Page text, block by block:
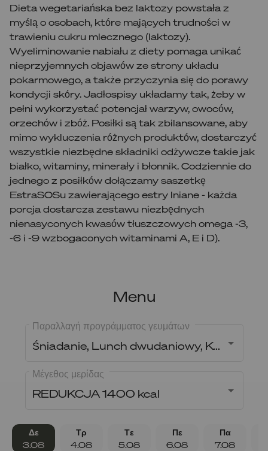
Dieta wegetariańska bez laktozy powstała z
myślą o osobach, które mających trudności w
trawieniu cukru mlecznego (laktozy).
Wyeliminowanie nabiału z diety pomaga unikać
nieprzyjemnych objawów ze strony układu
pokarmowego, a także przyczynia się do porawy
kondycji skóry. Jadłospisy układamy tak, żeby w
pełni wykorzystać potencjał warzyw, owoców,
orzechów i zbóż. Posiłki są tak zbilansowane, aby
mimo wykluczenia różnych produktów, dostarczyć
wszystkie niezbędne składniki odżywcze takie jak
białko, witaminy, minerały i błonnik. Codziennie do
jednego z posiłków dołączamy saszetkę
EstraSOSu zawierającego estry lniane - każda
porcja dostarcza zestawu niezbędnych
nienasyconych kwasów tłuszczowych omega -3,
-6 i -9 wzbogaconych witaminami A, E i D).
Menu
Śniadanie, Lunch dwudaniowy, Kolacja
Παραλλαγή προγράμματος γευμάτων
REDUKCJA 1400 kcal
Μέγεθος μερίδας
Δε
3.08
Τρ
4.08
Τε
5.08
Πε
6.08
Πα
7.08